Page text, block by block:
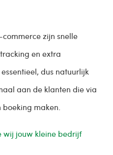
zijn snelle
en extra
dus natuurlijk
aan de klanten die via
maken.
wij jouw kleine bedrijf